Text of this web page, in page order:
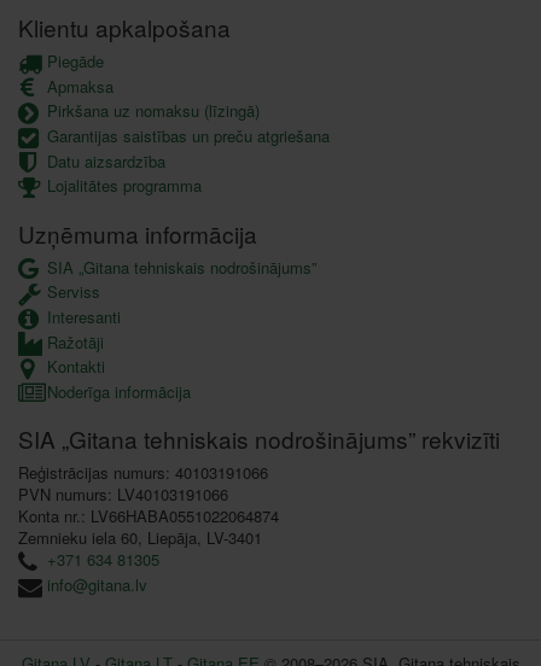
Klientu apkalpošana
Piegāde
Apmaksa
Pirkšana uz nomaksu (līzingā)
Garantijas saistības un preču atgriešana
Datu aizsardzība
Lojalitātes programma
Uzņēmuma informācija
SIA „Gitana tehniskais nodrošinājums”
Serviss
Interesanti
Ražotāji
Kontakti
Noderīga informācija
SIA „Gitana tehniskais nodrošinājums” rekvizīti
Reģistrācijas numurs: 40103191066
PVN numurs: LV40103191066
Konta nr.: LV66HABA0551022064874
Zemnieku iela 60, Liepāja, LV-3401
+371 634 81305
info@gitana.lv